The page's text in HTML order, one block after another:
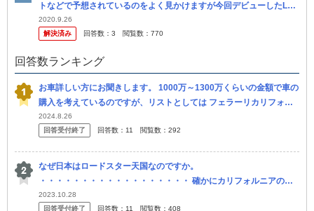
トなどで予想されているのをよく見かけますが今回デビューしたLC
コンバーチブルの納車時期が来年3月らしいですが納車後数ヶ月で...
2020.9.26
解決済み
回答数： 3 閲覧数： 770
回答数ランキング
お車詳しい方にお聞きします。 1000万～1300万くらいの金額で車の
購入を考えているのですが、リストとしては フェラーリカリフォル
ニア フェラーリF430スパイダー ランボルギーニガヤルドスパ...
2024.8.26
回答受付終了
回答数： 11 閲覧数： 292
なぜ日本はロードスター天国なのですか。
・・・・・・・・・・・・・・・・・・ 確かにカリフォルニアのよ
うな一年中天気の良いとこならロードスターもいいですが。 よく分
2023.10.28
回答受付終了
回答数： 11 閲覧数： 408